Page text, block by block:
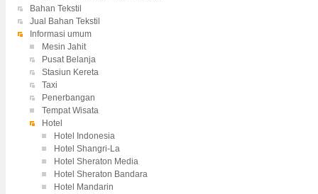
Bahan Tekstil
Jual Bahan Tekstil
Informasi umum
Mesin Jahit
Pusat Belanja
Stasiun Kereta
Taxi
Penerbangan
Tempat Wisata
Hotel
Hotel Indonesia
Hotel Shangri-La
Hotel Sheraton Media
Hotel Sheraton Bandara
Hotel Mandarin